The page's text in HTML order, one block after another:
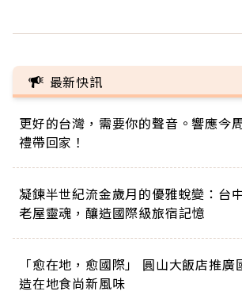
最新快訊
更好的台灣，需要你的聲音。響應今
禮帶回家！
凝鍊半世紀流金歲月的優雅蛻變：台
老屋靈魂，釀造國際級旅宿記憶
「愈在地，愈國際」 圓山大飯店推
造在地食尚新風味